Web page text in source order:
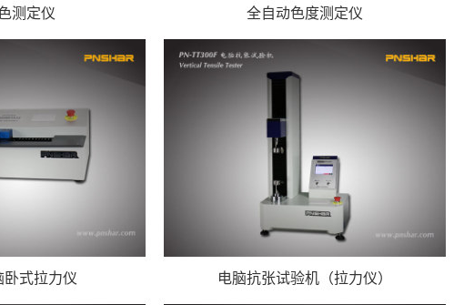
测定仪 全自动色度测定仪
卧式拉力仪 电脑抗张试验机（拉力仪）